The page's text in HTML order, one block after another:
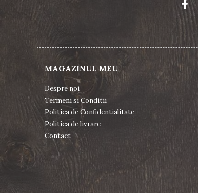
MAGAZINUL MEU
Despre noi
Termeni si Conditii
Politica de Confidentialitate
Politica de livrare
Contact